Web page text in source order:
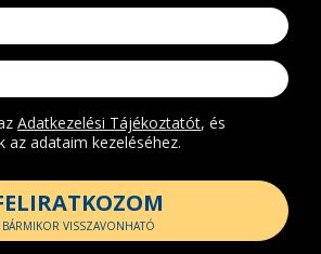
Adatkezelési Tájékoztatót, és
az adataim kezeléséhez.
BÁRMIKOR VISSZAVONHATÓ